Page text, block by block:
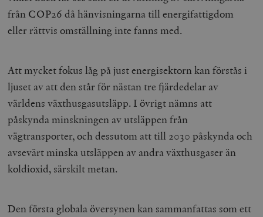
från COP26 då hänvisningarna till energifattigdom
eller rättvis omställning inte fanns med.
Att mycket fokus låg på just energisektorn kan förstås i
ljuset av att den står för nästan tre fjärdedelar av
världens växthusgasutsläpp. I övrigt nämns att
påskynda minskningen av utsläppen från
vägtransporter, och dessutom att till 2030 påskynda och
avsevärt minska utsläppen av andra växthusgaser än
koldioxid, särskilt metan.
Den första globala översynen kan sammanfattas som ett